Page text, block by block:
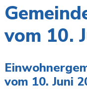
vom 10.
vom 10. Juni